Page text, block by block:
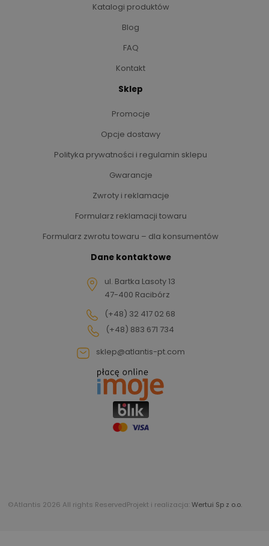
Katalogi produktów
Blog
FAQ
Kontakt
Sklep
Promocje
Opcje dostawy
Polityka prywatności i regulamin sklepu
Gwarancje
Zwroty i reklamacje
Formularz reklamacji towaru
Formularz zwrotu towaru – dla konsumentów
Dane kontaktowe
ul. Bartka Lasoty 13
47-400 Racibórz
(+48) 32 417 02 68
(+48) 883 671 734
sklep@atlantis-pt.com
©Atlantis 2026 All rights ReservedProjekt i realizacja:Wertui Sp z o.o.